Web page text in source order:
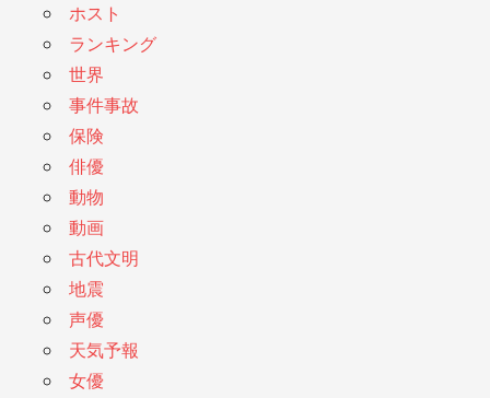
ホスト
ランキング
世界
事件事故
保険
俳優
動物
動画
古代文明
地震
声優
天気予報
女優